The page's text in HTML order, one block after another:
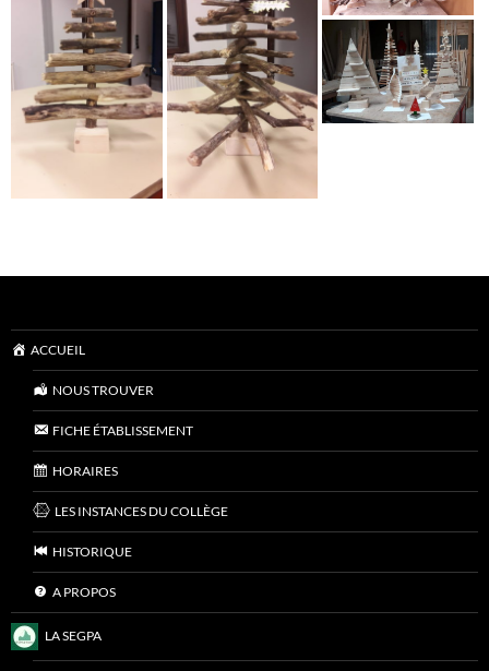
ACCUEIL
NOUS TROUVER
FICHE ÉTABLISSEMENT
HORAIRES
LES INSTANCES DU COLLÈGE
HISTORIQUE
A PROPOS
LA SEGPA